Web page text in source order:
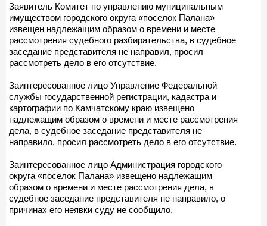
Заявитель Комитет по управлению муниципальным
имуществом городского округа «поселок Палана»
извещен надлежащим образом о времени и месте
рассмотрения судебного разбирательства, в судебное
заседание представителя не направил, просил
рассмотреть дело в его отсутствие.
Заинтересованное лицо Управление Федеральной
службы государственной регистрации, кадастра и
картографии по Камчатскому краю извещено
надлежащим образом о времени и месте рассмотрения
дела, в судебное заседание представителя не
направило, просил рассмотреть дело в его отсутствие.
Заинтересованное лицо Администрация городского
округа «поселок Палана» извещено надлежащим
образом о времени и месте рассмотрения дела, в
судебное заседание представителя не направило, о
причинах его неявки суду не сообщило.